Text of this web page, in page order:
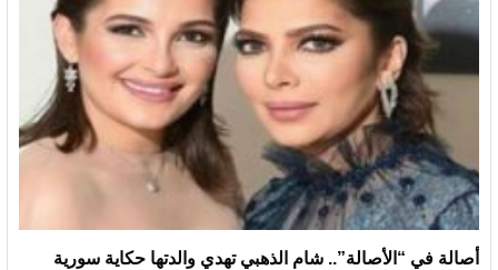
أصالة في “الأصالة”.. شام الذهبي تهدي والدتها حكاية سورية